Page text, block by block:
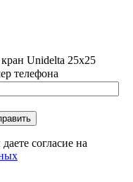
Unidelta 25x25
телефона
согласие на